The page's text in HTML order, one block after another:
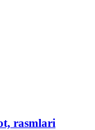
rasmlari